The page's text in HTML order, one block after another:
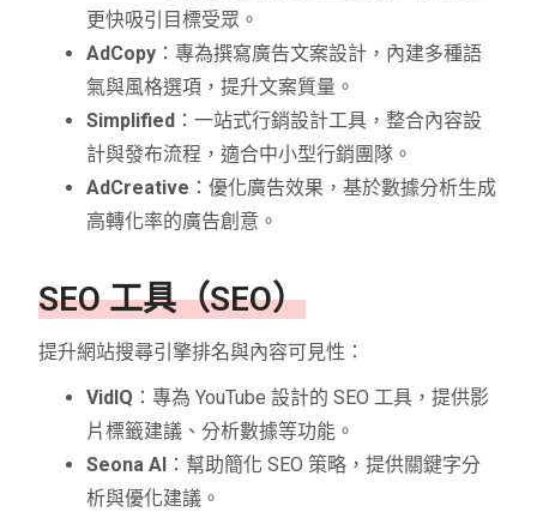
更快吸引目標受眾。
AdCopy ：專為撰寫廣告文案設計，內建多種語
氣與風格選項，提升文案質量。
Simplified ：一站式行銷設計工具，整合內容設
計與發布流程，適合中小型行銷團隊。
AdCreative ：優化廣告效果，基於數據分析生成
高轉化率的廣告創意。
SEO 工具（SEO）
提升網站搜尋引擎排名與內容可見性：
VidIQ ：專為 YouTube 設計的 SEO 工具，提供影
片標籤建議、分析數據等功能。
Seona AI ：幫助簡化 SEO 策略，提供關鍵字分
析與優化建議。